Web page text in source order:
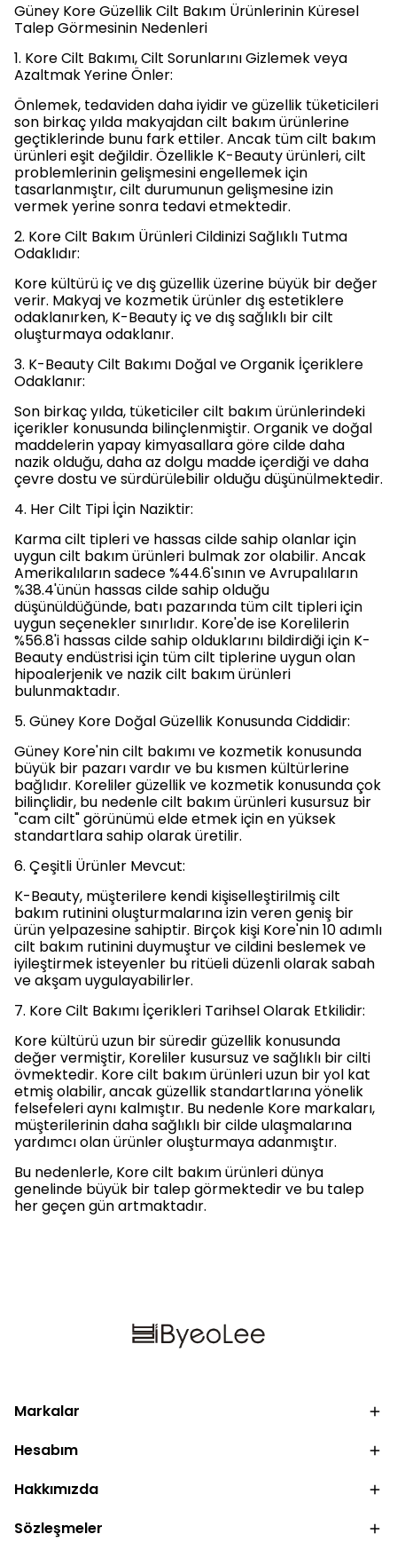
Güney Kore Güzellik Cilt Bakım Ürünlerinin Küresel
Talep Görmesinin Nedenleri
1. Kore Cilt Bakımı, Cilt Sorunlarını Gizlemek veya
Azaltmak Yerine Önler:
Önlemek, tedaviden daha iyidir ve güzellik tüketicileri
son birkaç yılda makyajdan cilt bakım ürünlerine
geçtiklerinde bunu fark ettiler. Ancak tüm cilt bakım
ürünleri eşit değildir. Özellikle K-Beauty ürünleri, cilt
problemlerinin gelişmesini engellemek için
tasarlanmıştır, cilt durumunun gelişmesine izin
vermek yerine sonra tedavi etmektedir.
2. Kore Cilt Bakım Ürünleri Cildinizi Sağlıklı Tutma
Odaklıdır:
Kore kültürü iç ve dış güzellik üzerine büyük bir değer
verir. Makyaj ve kozmetik ürünler dış estetiklere
odaklanırken, K-Beauty iç ve dış sağlıklı bir cilt
oluşturmaya odaklanır.
3. K-Beauty Cilt Bakımı Doğal ve Organik İçeriklere
Odaklanır:
Son birkaç yılda, tüketiciler cilt bakım ürünlerindeki
içerikler konusunda bilinçlenmiştir. Organik ve doğal
maddelerin yapay kimyasallara göre cilde daha
nazik olduğu, daha az dolgu madde içerdiği ve daha
çevre dostu ve sürdürülebilir olduğu düşünülmektedir.
4. Her Cilt Tipi İçin Naziktir:
Karma cilt tipleri ve hassas cilde sahip olanlar için
uygun cilt bakım ürünleri bulmak zor olabilir. Ancak
Amerikalıların sadece %44.6'sının ve Avrupalıların
%38.4'ünün hassas cilde sahip olduğu
düşünüldüğünde, batı pazarında tüm cilt tipleri için
uygun seçenekler sınırlıdır. Kore'de ise Korelilerin
%56.8'i hassas cilde sahip olduklarını bildirdiği için K-
Beauty endüstrisi için tüm cilt tiplerine uygun olan
hipoalerjenik ve nazik cilt bakım ürünleri
bulunmaktadır.
5. Güney Kore Doğal Güzellik Konusunda Ciddidir:
Güney Kore'nin cilt bakımı ve kozmetik konusunda
büyük bir pazarı vardır ve bu kısmen kültürlerine
bağlıdır. Koreliler güzellik ve kozmetik konusunda çok
bilinçlidir, bu nedenle cilt bakım ürünleri kusursuz bir
"cam cilt" görünümü elde etmek için en yüksek
standartlara sahip olarak üretilir.
6. Çeşitli Ürünler Mevcut:
K-Beauty, müşterilere kendi kişiselleştirilmiş cilt
bakım rutinini oluşturmalarına izin veren geniş bir
ürün yelpazesine sahiptir. Birçok kişi Kore'nin 10 adımlı
cilt bakım rutinini duymuştur ve cildini beslemek ve
iyileştirmek isteyenler bu ritüeli düzenli olarak sabah
ve akşam uygulayabilirler.
7. Kore Cilt Bakımı İçerikleri Tarihsel Olarak Etkilidir:
Kore kültürü uzun bir süredir güzellik konusunda
değer vermiştir, Koreliler kusursuz ve sağlıklı bir cilti
övmektedir. Kore cilt bakım ürünleri uzun bir yol kat
etmiş olabilir, ancak güzellik standartlarına yönelik
felsefeleri aynı kalmıştır. Bu nedenle Kore markaları,
müşterilerinin daha sağlıklı bir cilde ulaşmalarına
yardımcı olan ürünler oluşturmaya adanmıştır.
Bu nedenlerle, Kore cilt bakım ürünleri dünya
genelinde büyük bir talep görmektedir ve bu talep
her geçen gün artmaktadır.
Markalar
Hesabım
Hakkımızda
Sözleşmeler